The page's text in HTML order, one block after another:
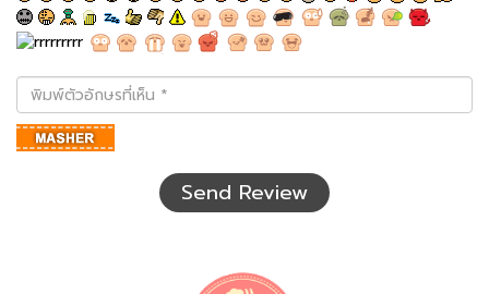
พิมพ์
ตัว
อักษร
ที่
Send Review